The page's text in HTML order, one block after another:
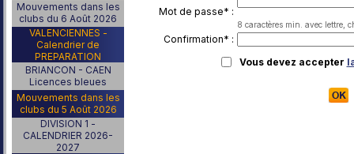
Mouvements dans les
clubs du 6 Août 2026
VALENCIENNES -
Calendrier de
PREPARATION
BRIANCON - CAEN
Licences bleues
Mouvements dans les
clubs du 5 Août 2026
DIVISION 1 -
CALENDRIER 2026-
2027
Mot de passe* :
8 caractères min. avec lettre,
Confirmation* :
Vous devez accepter